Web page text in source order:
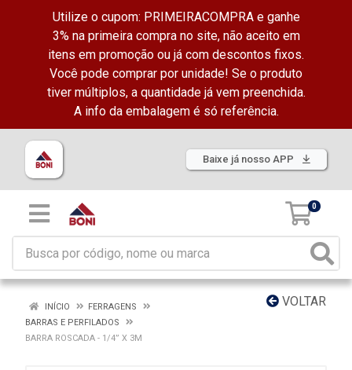
Utilize o cupom: PRIMEIRACOMPRA e ganhe
3% na primeira compra no site, não aceito em
itens em promoção ou já com descontos fixos.
Você pode comprar por unidade! Se o produto
tiver múltiplos, a quantidade já vem preenchida.
A info da embalagem é só referência.
Baixe já nosso APP
0
VOLTAR
INÍCIO
FERRAGENS
BARRAS E PERFILADOS
BARRA ROSCADA - 1/4” X 3M